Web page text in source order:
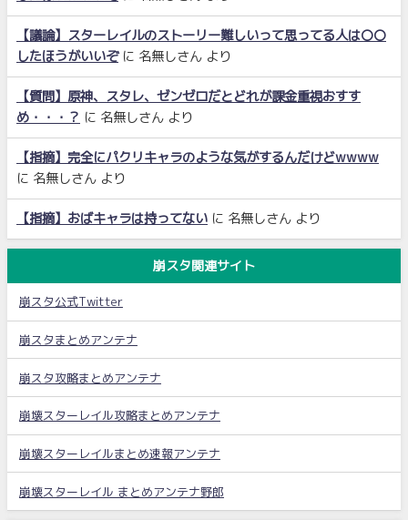
【議論】スターレイルのストーリー難しいって思ってる人は〇〇
したほうがいいぞに 名無しさん より
【質問】原神、スタレ、ゼンゼロだとどれが課金重視おすす
め・・・？ に 名無しさん より
【指摘】完全にパクリキャラのような気がするんだけどwwww
に 名無しさん より
【指摘】おばキャラは持ってない に 名無しさん より
崩スタ関連サイト
崩スタ公式Twitter
崩スタまとめアンテナ
崩スタ攻略まとめアンテナ
崩壊スターレイル攻略まとめアンテナ
崩壊スターレイルまとめ速報アンテナ
崩壊スターレイル まとめアンテナ野郎